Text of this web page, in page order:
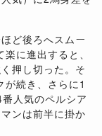
ど後ろへスムー
に進出すると、
押し切った。そ
続き、さらに1
人気のペルシア
ンは前半に掛か